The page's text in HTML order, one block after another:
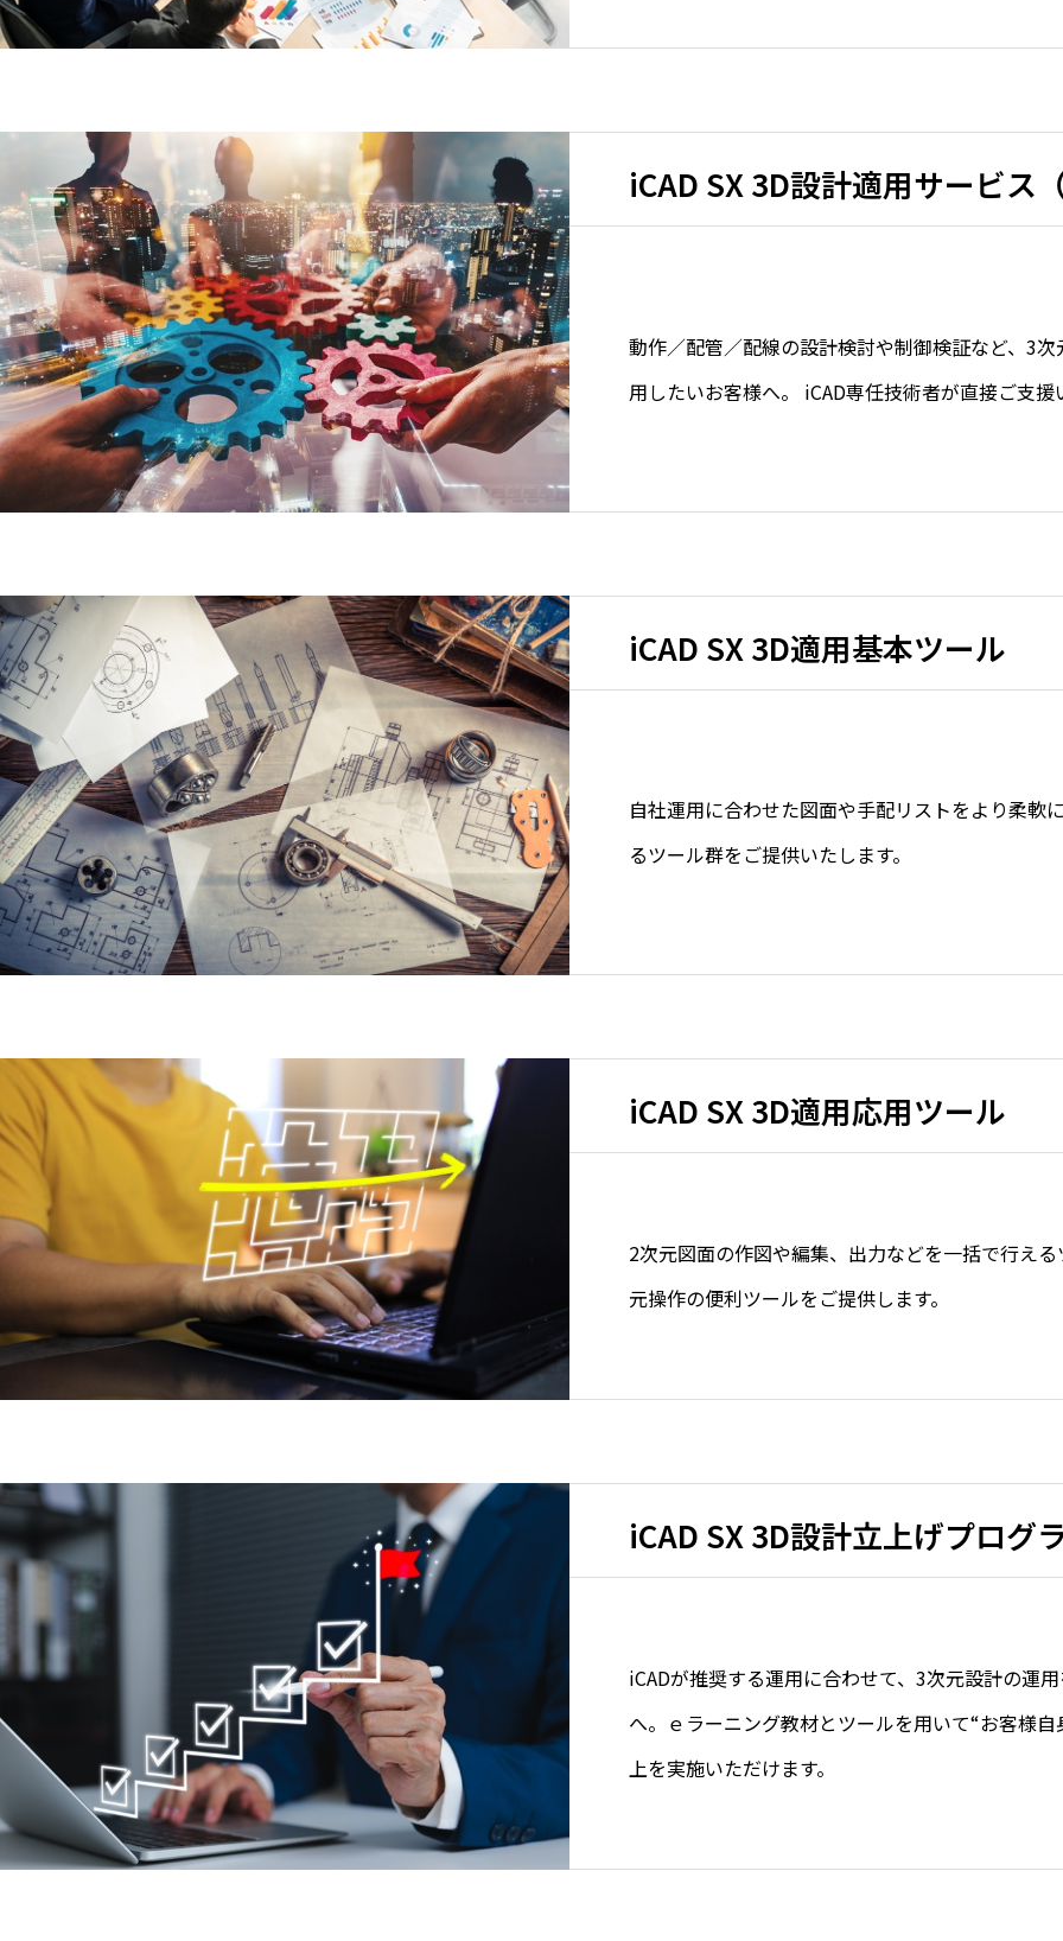
動作／配管／配線の設計検討や制御検証など、3
用したいお客様へ。 iCAD専任技術者が直接ご支援
iCAD SX 3D適用基本ツール
自社運用に合わせた図面や手配リストをより柔軟
るツール群をご提供いたします。
iCAD SX 3D適用応用ツール
2次元図面の作図や編集、出力などを一括で行え
元操作の便利ツールをご提供します。
iCAD SX 3D設計立上げプログ
iCADが推奨する運用に合わせて、3次元設計の運
へ。ｅラーニング教材とツールを用いて“お客様
上を実施いただけます。